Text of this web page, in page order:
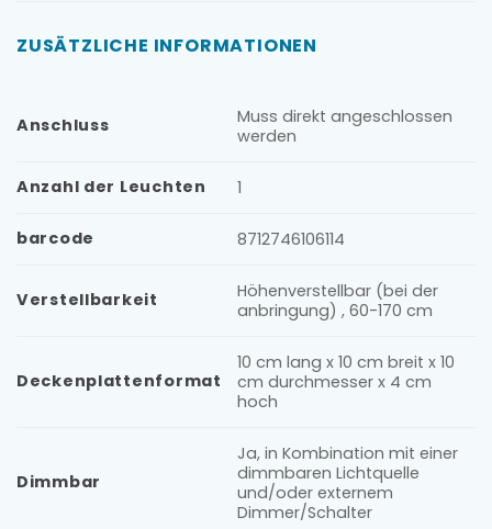
ZUSÄTZLICHE INFORMATIONEN
Anschluss
Muss direkt angeschlossen
werden
Anzahl der Leuchten 1
barcode 8712746106114
Verstellbarkeit
Höhenverstellbar (bei der
anbringung) , 60-170 cm
Deckenplattenformat
10 cm lang x 10 cm breit x 10
cm durchmesser x 4 cm
hoch
Dimmbar
Ja, in Kombination mit einer
dimmbaren Lichtquelle
und/oder externem
Dimmer/Schalter